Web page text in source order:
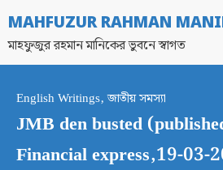
MAHFUZUR RAHMAN
মাহফুজুর রহমান মানিকের ভুবনে স্বাগত
English Writings,জাতীয় সমস্যা
JMB den busted
Financial express,19-03-